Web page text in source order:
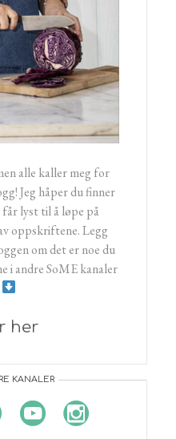
alle kaller meg for
Jeg håper du finner
får lyst til å løpe på
oppskriftene. Legg
om det er noe du
i andre SoME kanaler
her
KANALER